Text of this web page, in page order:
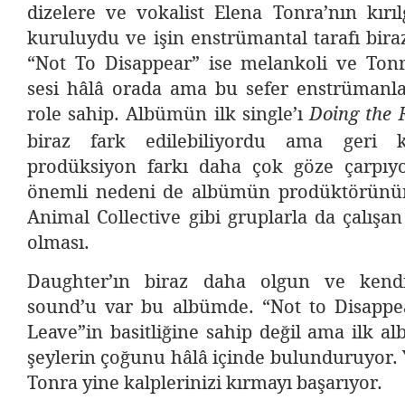
dizelere ve vokalist Elena Tonra’nın
kuruluydu ve işin enstrümantal tarafı
“Not To Disappear” ise melankoli ve
sesi hâlâ orada ama bu sefer
role sahip. Albümün ilk single’ıDoing the
biraz fark edilebiliyordu ama geri
prodüksiyon farkı daha çok göze
önemli nedeni de albümün
Animal Collective gibi gruplarla da
olması.
Daughter’ın biraz daha olgun ve
sound’u var bu albümde. “Not to
Leave”in basitliğine sahip değil ama ilk
şeylerin çoğunu hâlâ içinde bulunduruyor.
Tonra yine kalplerinizi kırmayı başarıyor.